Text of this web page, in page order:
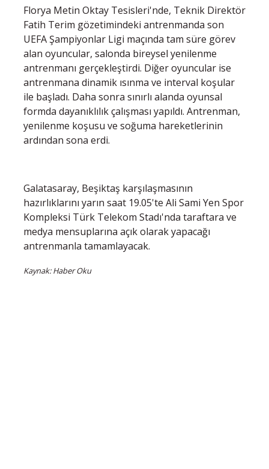
Florya Metin Oktay Tesisleri'nde, Teknik Direktör
Fatih Terim gözetimindeki antrenmanda son
UEFA Şampiyonlar Ligi maçında tam süre görev
alan oyuncular, salonda bireysel yenilenme
antrenmanı gerçekleştirdi. Diğer oyuncular ise
antrenmana dinamik ısınma ve interval koşular
ile başladı. Daha sonra sınırlı alanda oyunsal
formda dayanıklılık çalışması yapıldı. Antrenman,
yenilenme koşusu ve soğuma hareketlerinin
ardından sona erdi.
Galatasaray, Beşiktaş karşılaşmasının
hazırlıklarını yarın saat 19.05'te Ali Sami Yen Spor
Kompleksi Türk Telekom Stadı'nda taraftara ve
medya mensuplarına açık olarak yapacağı
antrenmanla tamamlayacak.
Kaynak: Haber Oku